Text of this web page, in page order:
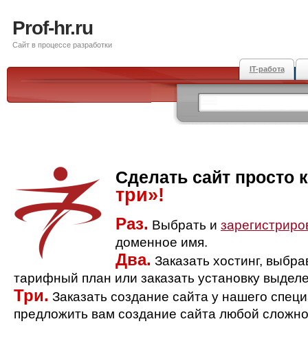
Prof-hr.ru
Сайт в процессе разработки
IT-работа
Сделать сайт просто
три»!
Раз. Выбрать и
доменное имя.
Два. Заказать хостинг,
тарифный план или заказать установку
Три. Заказать создание сайта у нашего
предложить вам создание сайта любой